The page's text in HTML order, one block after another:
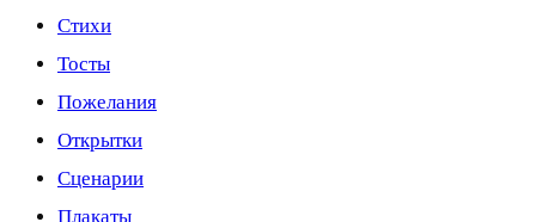
Стихи
Тосты
Пожелания
Открытки
Сценарии
Плакаты